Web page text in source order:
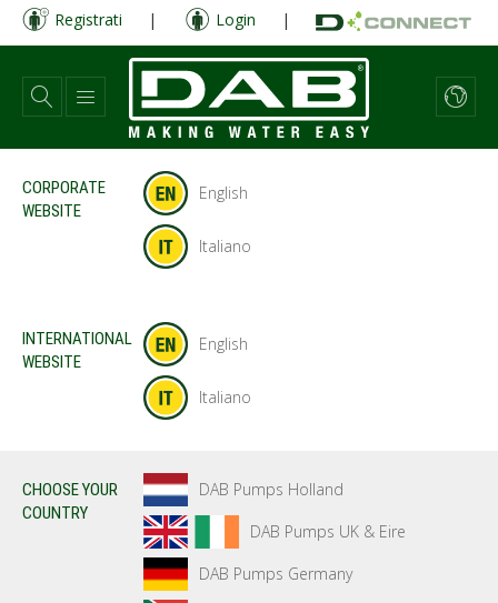
Salta
contenuto
principale
Registrati | Login |
CORPORATE
WEBSITE
English
Italiano
INTERNATIONAL
WEBSITE
English
Italiano
CHOOSE YOUR
COUNTRY
DAB Pumps Holland
DAB Pumps UK & Eire
DAB Pumps Germany